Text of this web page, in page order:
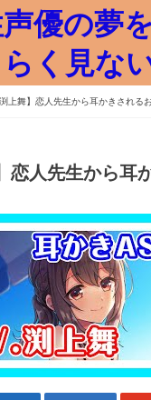
優の夢
らく見な
渕上舞】恋人先生から耳かきされる
恋人先生から耳